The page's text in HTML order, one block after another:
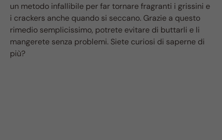
un metodo infallibile per far tornare fragranti i grissini e
i crackers anche quando si seccano. Grazie a questo
rimedio semplicissimo, potrete evitare di buttarli e li
mangerete senza problemi. Siete curiosi di saperne di
più?